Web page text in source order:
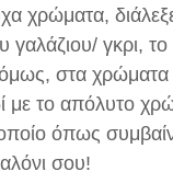
χρώματα,
γκρι, το
στα χρώματα
το απόλυτο
όπως
σου!